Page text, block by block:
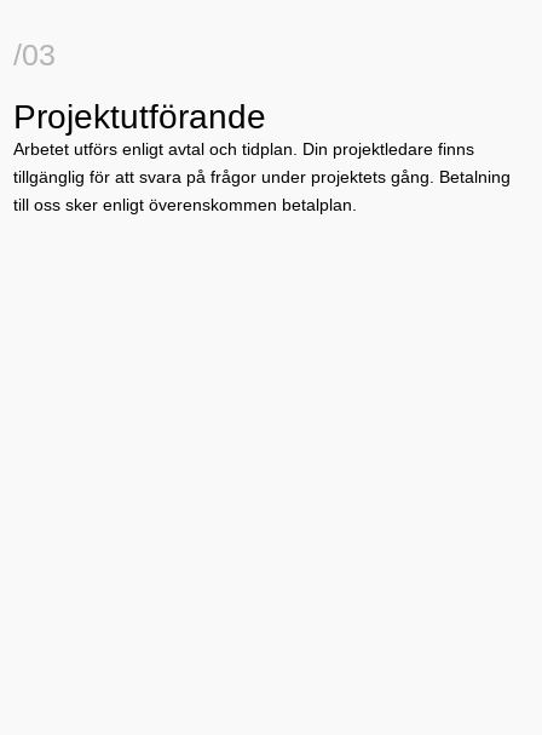
/03
Projektutförande
Arbetet utförs enligt avtal och tidplan. Din projektledare finns
tillgänglig för att svara på frågor under projektets gång. Betalning
till oss sker enligt överenskommen betalplan.